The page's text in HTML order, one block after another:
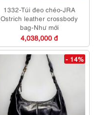
1332-Túi đeo chéo-JRA
Ostrich leather crossbody
bag-Như mới
4,038,000 đ
- 14%